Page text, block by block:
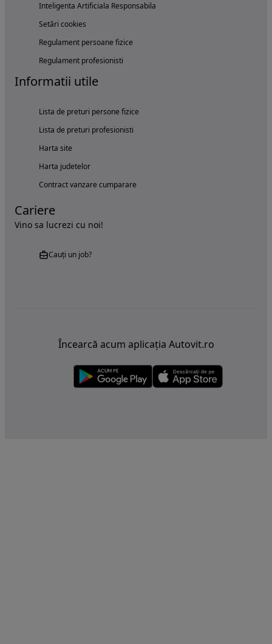
Inteligenta Artificiala Responsabila
Setări cookies
Regulament persoane fizice
Regulament profesionisti
Informatii utile
Lista de preturi persone fizice
Lista de preturi profesionisti
Harta site
Harta judetelor
Contract vanzare cumparare
Cariere
Vino sa lucrezi cu noi!
Cauți un job?
Încearcă acum aplicația Autovit.ro